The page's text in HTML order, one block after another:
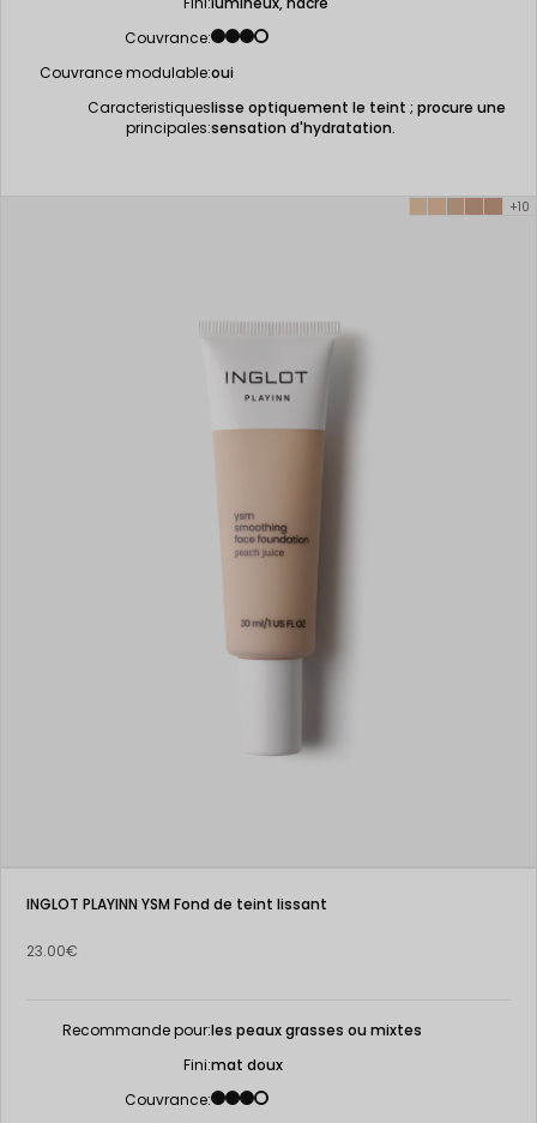
Couvrance:
Couvrance modulable:oui
Caracteristiques
principales:
lisse optiquement le teint ; procure une
sensation d'hydratation.
+10
INGLOT PLAYINN YSM Fond de teint lissant
23.00€
Recommande pour:les peaux grasses ou mixtes
Fini:mat doux
Couvrance: